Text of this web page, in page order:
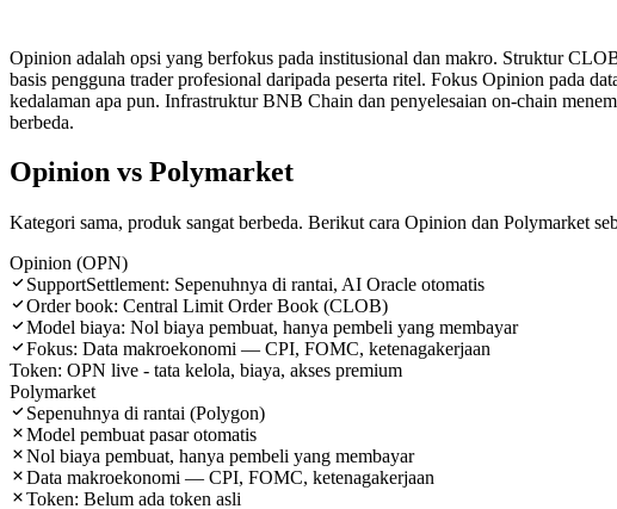
Opinion adalah opsi yang berfokus pada institusional dan makro. Struktur
basis pengguna trader profesional daripada peserta ritel. Fokus Opinion pada
kedalaman apa pun. Infrastruktur BNB Chain dan penyelesaian on-chain
berbeda.
Opinion vs Polymarket
Kategori sama, produk sangat berbeda. Berikut cara Opinion dan Polymarket
Opinion (OPN)
SupportSettlement: Sepenuhnya di rantai, AI Oracle otomatis
Order book: Central Limit Order Book (CLOB)
Model biaya: Nol biaya pembuat, hanya pembeli yang membayar
Fokus: Data makroekonomi — CPI, FOMC, ketenagakerjaan
Token: OPN live - tata kelola, biaya, akses premium
Polymarket
Sepenuhnya di rantai (Polygon)
Model pembuat pasar otomatis
Nol biaya pembuat, hanya pembeli yang membayar
Data makroekonomi — CPI, FOMC, ketenagakerjaan
Token: Belum ada token asli